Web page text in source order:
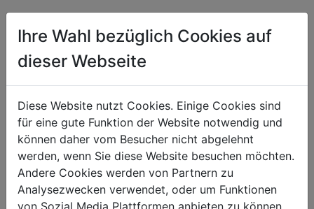
general data
EAN code
RECOMMENDED PRODUCT
ACCESSORIES
Ihre Wahl bezüglich Cookies auf
dieser Webseite
Diese Website nutzt Cookies. Einige Cookies sind
für eine gute Funktion der Website notwendig und
können daher vom Besucher nicht abgelehnt
werden, wenn Sie diese Website besuchen möchten.
Andere Cookies werden von Partnern zu
Analysezwecken verwendet, oder um Funktionen
von Sozial Media Plattformen anbieten zu können.